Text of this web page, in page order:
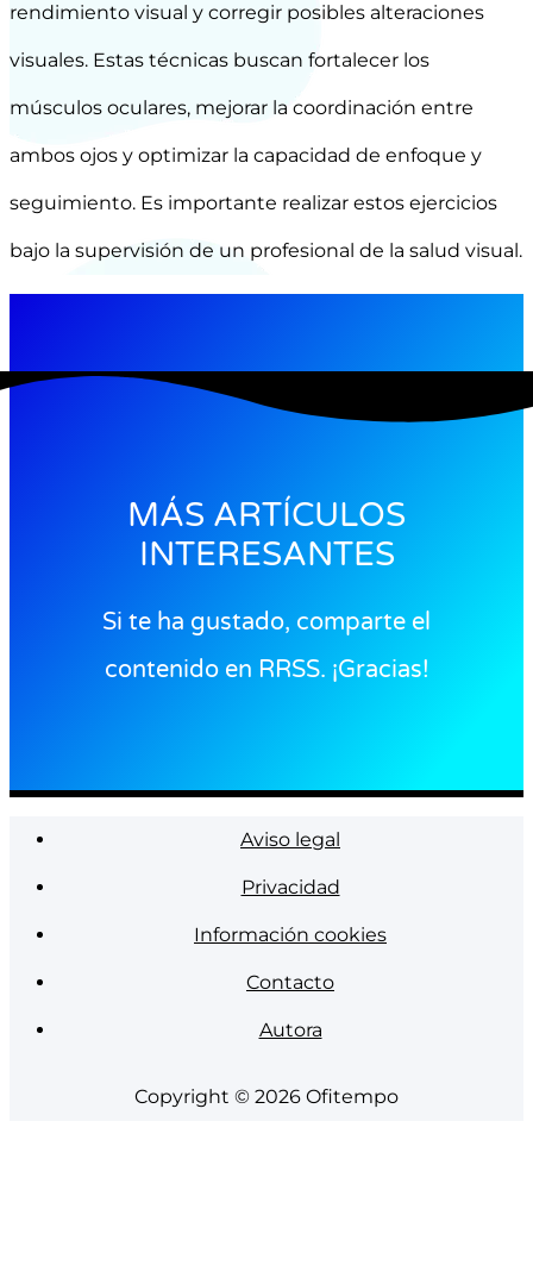
rendimiento visual y corregir posibles alteraciones
visuales. Estas técnicas buscan fortalecer los
músculos oculares, mejorar la coordinación entre
ambos ojos y optimizar la capacidad de enfoque y
seguimiento. Es importante realizar estos ejercicios
bajo la supervisión de un profesional de la salud visual.
MÁS ARTÍCULOS
INTERESANTES
Si te ha gustado, comparte el
contenido en RRSS. ¡Gracias!
Aviso legal
Privacidad
Información cookies
Contacto
Autora
Copyright © 2026 Ofitempo